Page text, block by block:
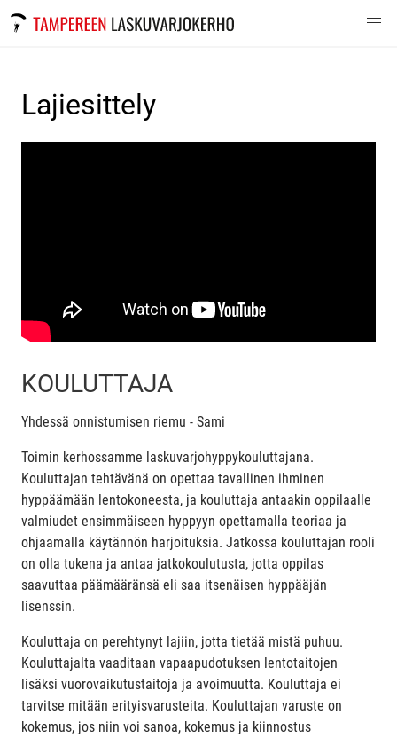
Lajiesittely
KOULUTTAJA
Yhdessä onnistumisen riemu - Sami
Toimin kerhossamme laskuvarjohyppykouluttajana.
Kouluttajan tehtävänä on opettaa tavallinen ihminen
hyppäämään lentokoneesta, ja kouluttaja antaakin oppilaalle
valmiudet ensimmäiseen hyppyyn opettamalla teoriaa ja
ohjaamalla käytännön harjoituksia. Jatkossa kouluttajan rooli
on olla tukena ja antaa jatkokoulutusta, jotta oppilas
saavuttaa päämääränsä eli saa itsenäisen hyppääjän
lisenssin.
Kouluttaja on perehtynyt lajiin, jotta tietää mistä puhuu.
Kouluttajalta vaaditaan vapaapudotuksen lentotaitojen
lisäksi vuorovaikutustaitoja ja avoimuutta. Kouluttaja ei
tarvitse mitään erityisvarusteita. Kouluttajan varuste on
kokemus, jos niin voi sanoa, kokemus ja kiinnostus